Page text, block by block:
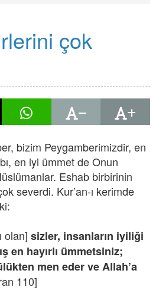
çok
bizim Peygamberimizdir, en
en iyi ümmet de Onun
Eshab birbirinin
severdi. Kur’an-ı kerimde
olan] sizler, insanların iyiliği
en hayırlı ümmetsiniz;
men eder ve Allah’a
110]